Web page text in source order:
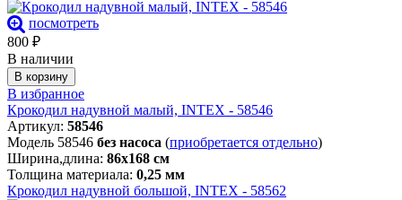
посмотреть
800 ₽
В наличии
В корзину
В избранное
Крокодил надувной малый, INTEX - 58546
Артикул: 58546
Модель 58546 без насоса (приобретается отдельно)
Ширина,длина: 86х168 см
Толщина материала: 0,25 мм
Крокодил надувной большой, INTEX - 58562